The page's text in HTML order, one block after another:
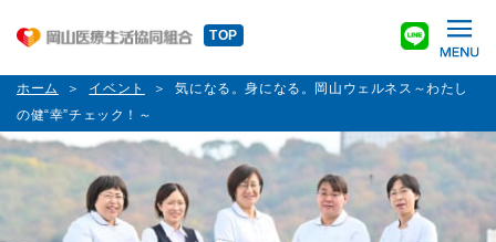
TOP
ホーム イベント
気になる。身になる。岡山ウェルネス～わたし
の健“幸”チェック！～